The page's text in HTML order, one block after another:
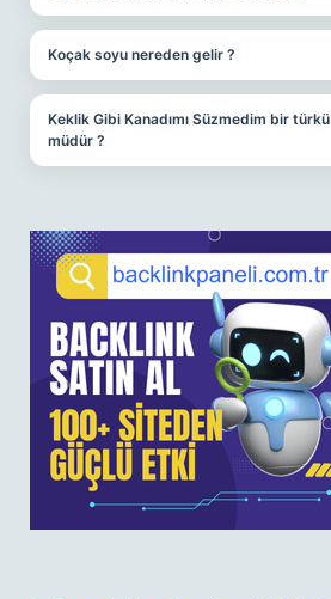
Koçak soyu nereden gelir ?
Keklik Gibi Kanadımı Süzmedim bir türkü
müdür ?